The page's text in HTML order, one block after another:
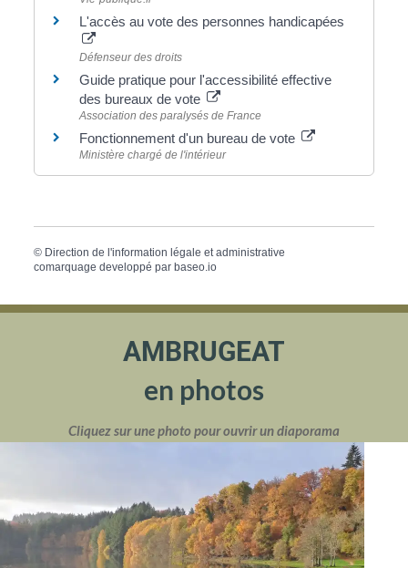
L'accès au vote des personnes handicapées
Défenseur des droits
Guide pratique pour l'accessibilité effective
des bureaux de vote
Association des paralysés de France
Fonctionnement d'un bureau de vote
Ministère chargé de l'intérieur
© Direction de l'information légale et administrative
comarquage developpé par baseo.io
AMBRUGEAT
en photos
Cliquez sur une photo pour ouvrir un diaporama